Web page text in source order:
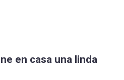
en casa una linda